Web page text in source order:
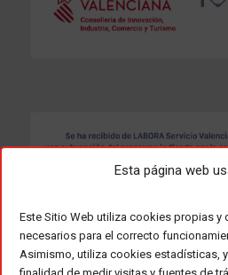
Esta página web
Este Sitio Web utiliza cookies propias y
necesarios para el correcto
Asimismo, utiliza cookies estadísticas,